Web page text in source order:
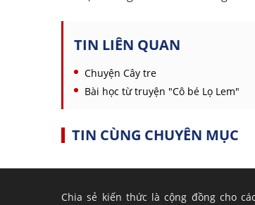
TIN LIÊN QUAN
Chuyện Cây tre
Bài học từ truyện "Cô bé Lọ Lem"
TIN CÙNG CHUYÊN MỤC
Chia sẻ kiến thức là cộng đồng cho